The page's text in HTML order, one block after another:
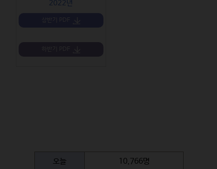
2022년
오늘 10,766명